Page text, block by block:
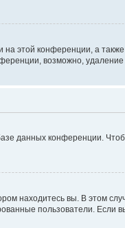
этой конференции, а
возможно,
данных конференции.
находитесь вы. В этом
пользователи.